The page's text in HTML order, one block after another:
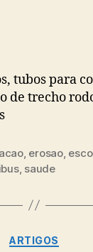
tubos para
de trecho
, erosao,
, saude
Categorias
ARTIGOS